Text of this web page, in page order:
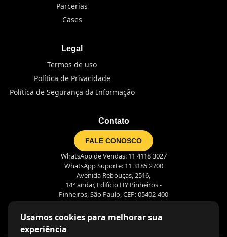
Parcerias
Cases
Legal
Termos de uso
Política de Privacidade
Política de Segurança da Informação
Contato
FALE CONOSCO
WhatsApp de Vendas: 11 4118 3027
WhatsApp Suporte: 11 3185 2700
Avenida Rebouças, 2516,
14° andar, Edifício HY Pinheiros -
Pinheiros, São Paulo, CEP: 05402-400
Usamos cookies para melhorar sua
experiência